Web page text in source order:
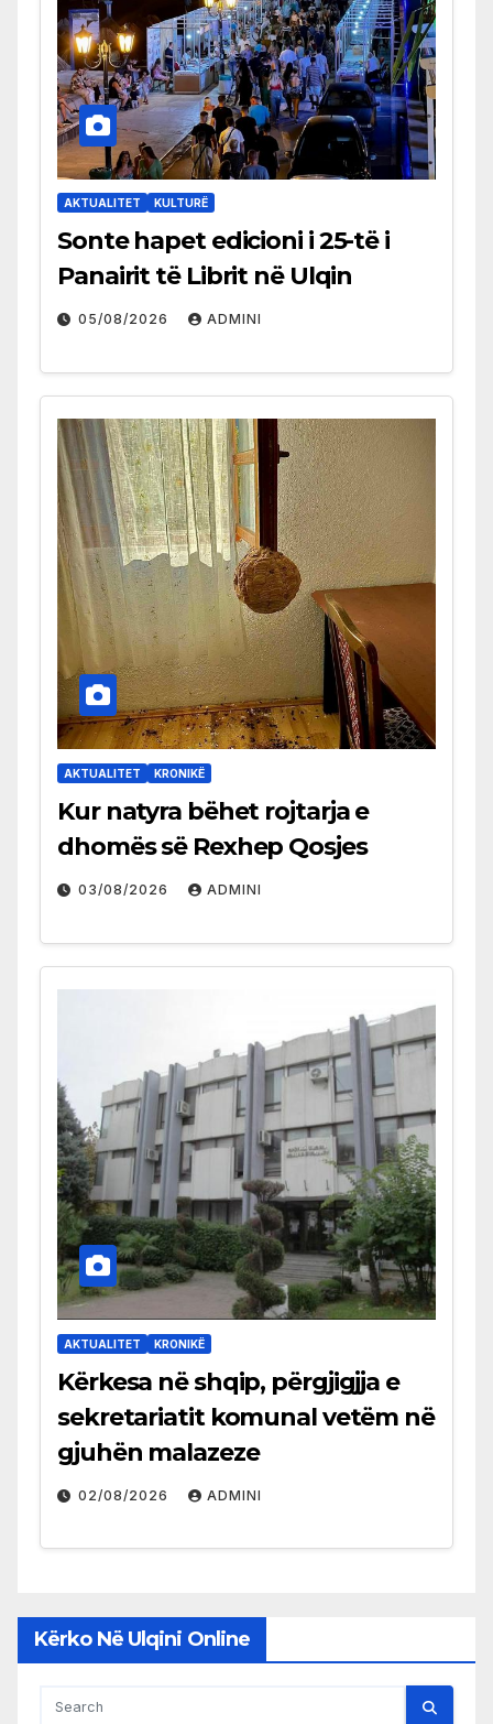
AKTUALITET KULTURË
Sonte hapet edicioni i 25-të i
Panairit të Librit në Ulqin
05/08/2026 ADMINI
AKTUALITET KRONIKË
Kur natyra bëhet rojtarja e
dhomës së Rexhep Qosjes
03/08/2026 ADMINI
AKTUALITET KRONIKË
Kërkesa në shqip, përgjigjja e
sekretariatit komunal vetëm në
gjuhën malazeze
02/08/2026 ADMINI
Kërko Në Ulqini Online